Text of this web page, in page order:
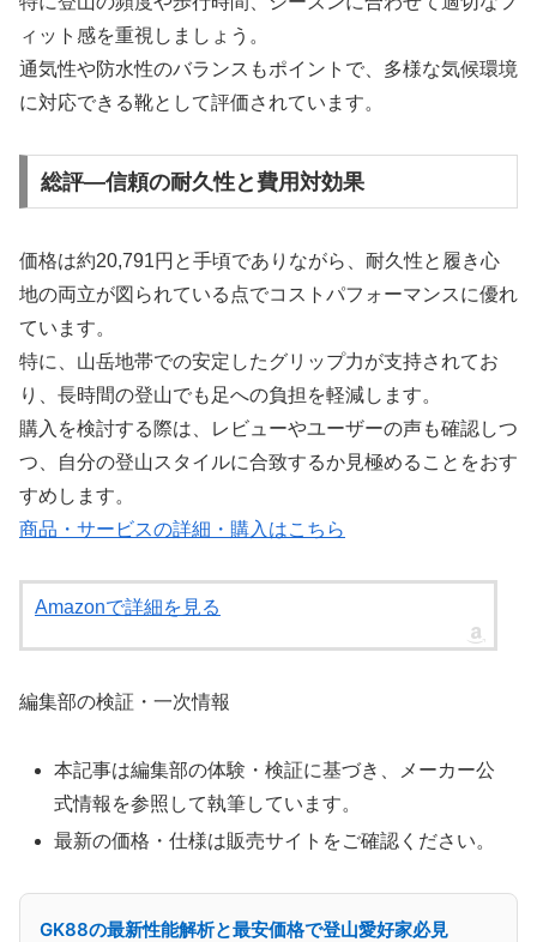
ィット感を重視しましょう。
通気性や防水性のバランスもポイントで、多様な気候環境
に対応できる靴として評価されています。
総評―信頼の耐久性と費用対効果
価格は約20,791円と手頃でありながら、耐久性と履き心
地の両立が図られている点でコストパフォーマンスに優れ
ています。
特に、山岳地帯での安定したグリップ力が支持されてお
り、長時間の登山でも足への負担を軽減します。
購入を検討する際は、レビューやユーザーの声も確認しつ
つ、自分の登山スタイルに合致するか見極めることをおす
すめします。
商品・サービスの詳細・購入はこちら
Amazonで詳細を見る
編集部の検証・一次情報
本記事は編集部の体験・検証に基づき、メーカー公
式情報を参照して執筆しています。
最新の価格・仕様は販売サイトをご確認ください。
GK88の最新性能解析と最安価格で登山愛好家必見